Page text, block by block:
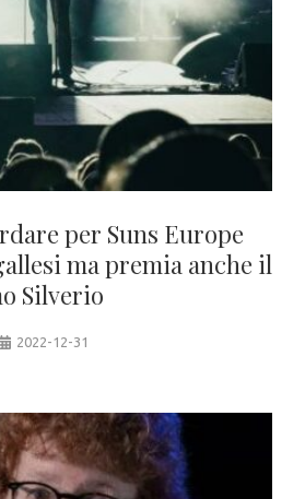
per Suns Europe
ma premia anche il
Silverio
2022-12-31